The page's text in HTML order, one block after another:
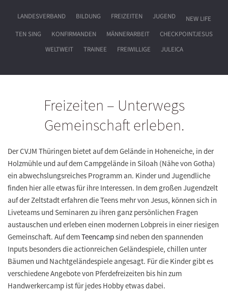
LANDESVERBAND BILDUNG FREIZEITEN JUGEND
NEW LIFE
TEN SING
KONFIRMANDEN MÄNNERARBEIT
CHECKPOINTJESUS
WELTWEIT
TRAINEE FREIWILLIGE JULEICA
Freizeiten – Unterwegs
Gemeinschaft erleben.
Der CVJM Thüringen bietet auf dem Gelände in Hoheneiche, in der
Holzmühle und auf dem Campgelände in Siloah (Nähe von Gotha)
ein abwechslungsreiches Programm an. Kinder und Jugendliche
finden hier alle etwas für ihre Interessen. In dem großen Jugendzelt
auf der Zeltstadt erfahren die Teens mehr von Jesus, können sich in
Liveteams und Seminaren zu ihren ganz persönlichen Fragen
austauschen und erleben einen modernen Lobpreis in einer riesigen
Gemeinschaft. Auf demTeencampsind neben den spannenden
Inputs besonders die actionreichen Geländespiele, chillen unter
Bäumen und Nachtgeländespiele angesagt. Für die Kinder gibt es
verschiedene Angebote von Pferdefreizeiten bis hin zum
Handwerkercamp ist für jedes Hobby etwas dabei.